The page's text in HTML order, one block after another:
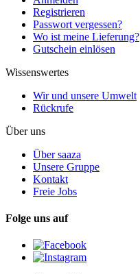
Registrieren
Passwort vergessen?
Wo ist meine Lieferung?
Gutschein einlösen
Wissenswertes
Wir und unsere Umwelt
Rückrufe
Über uns
Über saaza
Unsere Gruppe
Kontakt
Freie Jobs
Folge uns auf